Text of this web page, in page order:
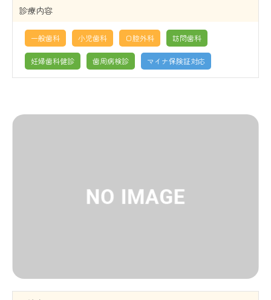
診療内容
一般歯科 小児歯科 口腔外科 訪問歯科
妊婦歯科健診 歯周病検診 マイナ保険証対応